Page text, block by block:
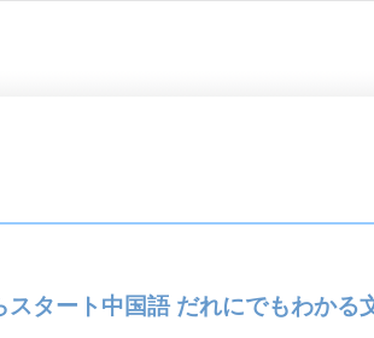
スタート中国語 だれにでもわかる